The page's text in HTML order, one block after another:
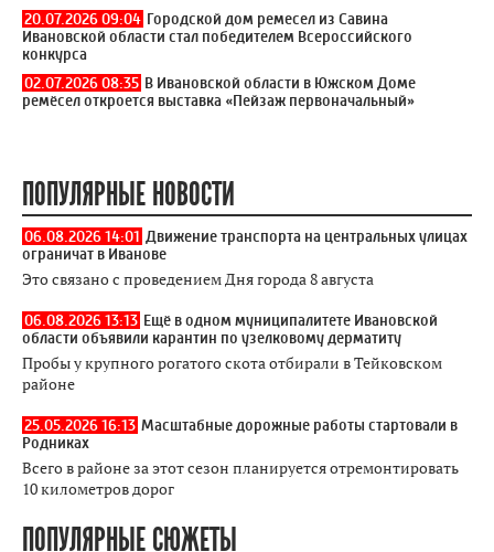
20.07.2026 09:04 Городской дом ремесел из Савина
Ивановской области стал победителем Всероссийского
конкурса
02.07.2026 08:35 В Ивановской области в Южском Доме
ремёсел откроется выставка «Пейзаж первоначальный»
ПОПУЛЯРНЫЕ НОВОСТИ
06.08.2026 14:01 Движение транспорта на центральных улицах
ограничат в Иванове
Это связано с проведением Дня города 8 августа
06.08.2026 13:13 Ещё в одном муниципалитете Ивановской
области объявили карантин по узелковому дерматиту
Пробы у крупного рогатого скота отбирали в Тейковском
районе
25.05.2026 16:13 Масштабные дорожные работы стартовали в
Родниках
Всего в районе за этот сезон планируется отремонтировать
10 километров дорог
ПОПУЛЯРНЫЕ СЮЖЕТЫ